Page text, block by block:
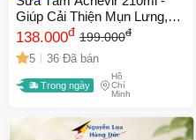
Giúp Cải Thiện Mụn Lưng,
Viêm Nang Lông, Làn Da
Sáng Mịn Từ Thiên Nhiên -
Sản Phẩm Dược Mỹ Phẩm
SANTAFA
138.000đ 199.000đ
5 36 Đã bán
Trong ngày
Hồ
Chí
Minh